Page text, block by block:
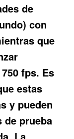
de
con
que
fps. Es
estas
y pueden
de prueba